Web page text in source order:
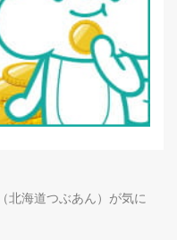
北海道つぶあん）が気に